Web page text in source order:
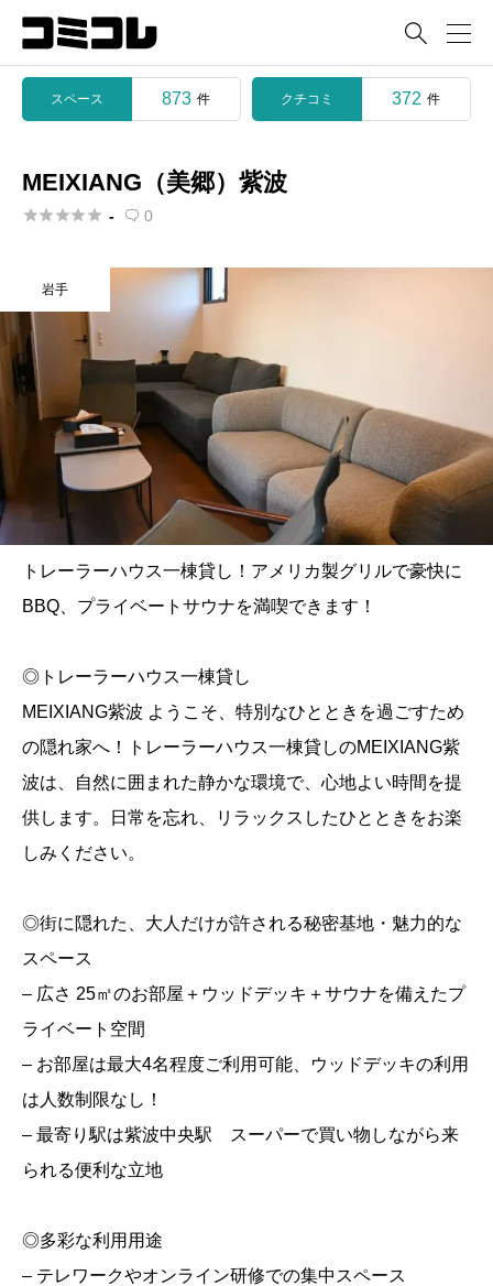

スペース 873 件 クチコミ 372 件
MEIXIANG（美郷）紫波
 -  0
岩手
トレーラーハウス一棟貸し！アメリカ製グリルで豪快に
BBQ、プライベートサウナを満喫できます！
◎トレーラーハウス一棟貸し
MEIXIANG紫波 ようこそ、特別なひとときを過ごすため
の隠れ家へ！トレーラーハウス一棟貸しのMEIXIANG紫
波は、自然に囲まれた静かな環境で、心地よい時間を提
供します。日常を忘れ、リラックスしたひとときをお楽
しみください。
◎街に隠れた、大人だけが許される秘密基地・魅力的な
スペース
– 広さ 25㎡のお部屋＋ウッドデッキ＋サウナを備えたプ
ライベート空間
– お部屋は最大4名程度ご利用可能、ウッドデッキの利用
は人数制限なし！
– 最寄り駅は紫波中央駅 スーパーで買い物しながら来
られる便利な立地
◎多彩な利用用途
– テレワークやオンライン研修での集中スペース